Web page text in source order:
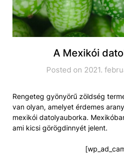
A Mexikói
Posted on 2021.
Rengeteg gyönyörű zöldség
van olyan, amelyet érdemes
mexikói datolyauborka.
ami kicsi görögdinnyét jelent.